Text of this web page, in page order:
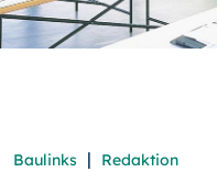
Baulinks | Redaktion